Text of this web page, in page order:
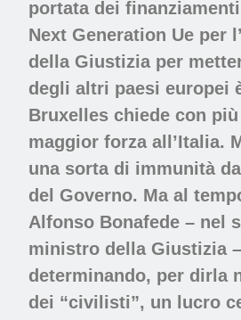
portata dei
Next Generation Ue per
della Giustizia per
degli altri paesi europei
Bruxelles chiede con
maggior forza all’Italia.
una sorta di immunità
del Governo. Ma al
Alfonso Bonafede – nel
ministro della Giustizia
determinando, per dirla
dei “civilisti”, un lucro